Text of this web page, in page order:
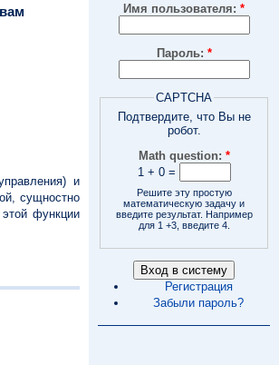
и
сущностно
этой функции
Имя пользователя: *
Пароль: *
CAPTCHA
Подтвердите, что Вы не
робот.
Math question: *
1 + 0 =
Решите эту простую
математическую задачу и
введите результат. Например
для 1 +3, введите 4.
Регистрация
Забыли пароль?